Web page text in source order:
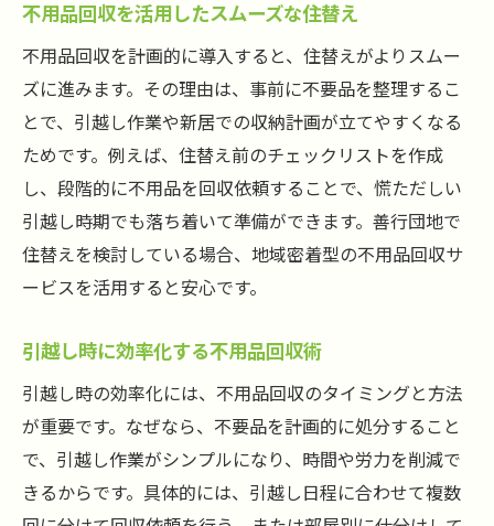
不用品回収を活用したスムーズな住替え
不用品回収を計画的に導入すると、住替えがよりスムー
ズに進みます。その理由は、事前に不要品を整理するこ
とで、引越し作業や新居での収納計画が立てやすくなる
ためです。例えば、住替え前のチェックリストを作成
し、段階的に不用品を回収依頼することで、慌ただしい
引越し時期でも落ち着いて準備ができます。善行団地で
住替えを検討している場合、地域密着型の不用品回収サ
ービスを活用すると安心です。
引越し時に効率化する不用品回収術
引越し時の効率化には、不用品回収のタイミングと方法
が重要です。なぜなら、不要品を計画的に処分すること
で、引越し作業がシンプルになり、時間や労力を削減で
きるからです。具体的には、引越し日程に合わせて複数